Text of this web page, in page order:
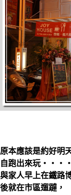
原本應該是約好明
自跑出來玩
與家人早上在鐵路
後就在市區遛躂，